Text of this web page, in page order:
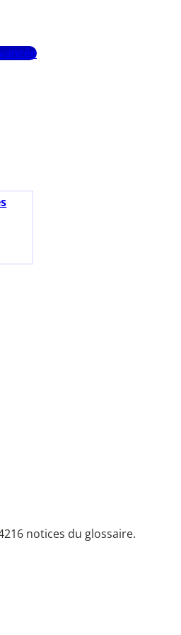
notices du glossaire.